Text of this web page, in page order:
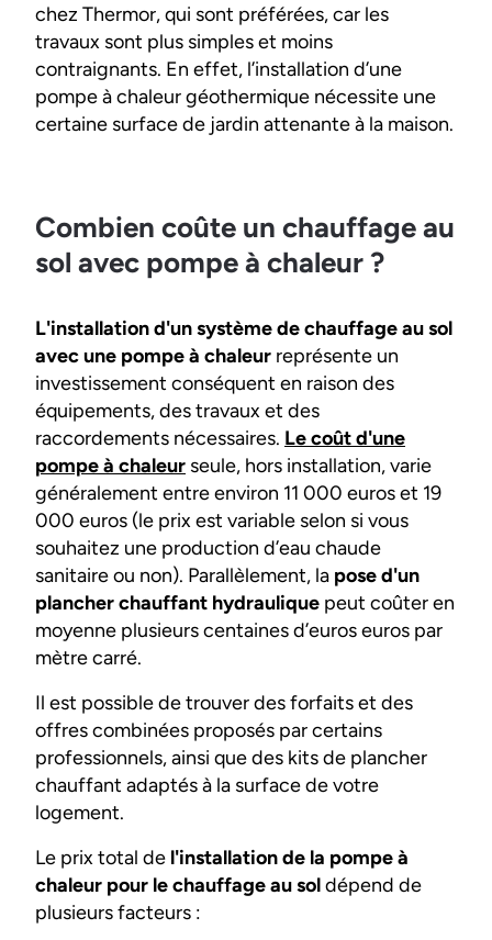
chez Thermor, qui sont préférées, car les
travaux sont plus simples et moins
contraignants. En effet, l’installation d’une
pompe à chaleur géothermique nécessite une
certaine surface de jardin attenante à la maison.
Combien coûte un chauffage au
sol avec pompe à chaleur ?
L'installation d'un système de chauffage au sol
avec une pompe à chaleur représente un
investissement conséquent en raison des
équipements, des travaux et des
raccordements nécessaires. Le coût d'une
pompe à chaleur seule, hors installation, varie
généralement entre environ 11 000 euros et 19
000 euros (le prix est variable selon si vous
souhaitez une production d’eau chaude
sanitaire ou non). Parallèlement, la pose d'un
plancher chauffant hydraulique peut coûter en
moyenne plusieurs centaines d’euros euros par
mètre carré.
Il est possible de trouver des forfaits et des
offres combinées proposés par certains
professionnels, ainsi que des kits de plancher
chauffant adaptés à la surface de votre
logement.
Le prix total de l'installation de la pompe à
chaleur pour le chauffage au soldépend de
plusieurs facteurs :